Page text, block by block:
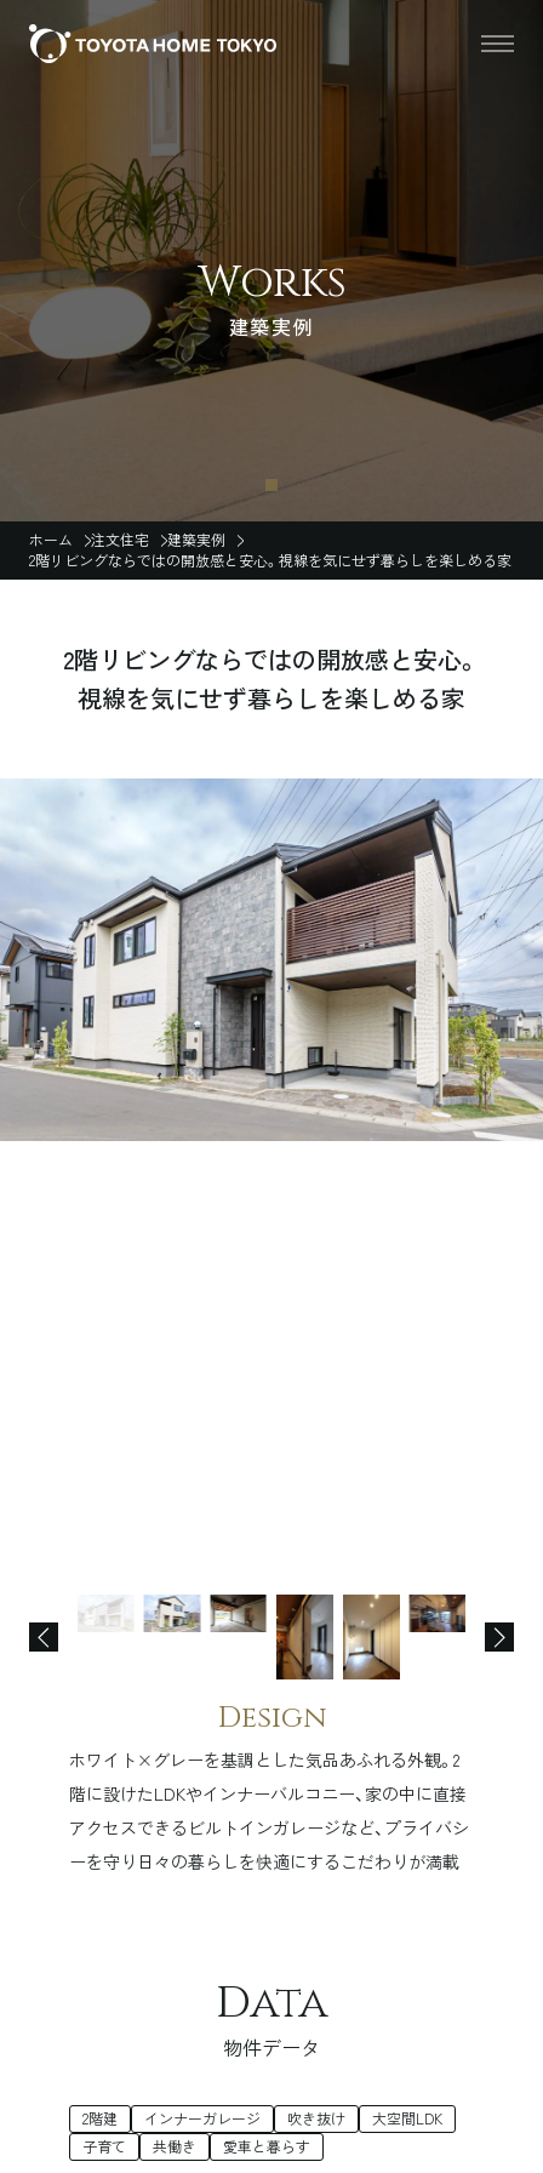
Works
建築実例
ホーム 注文住宅
建築実例
2階リビングならではの開放感と安心。視線を気にせず暮らしを楽しめる家
2階リビングならではの開放感と安心。
視線を気にせず暮らしを楽しめる家
Design
ホワイト×グレーを基調とした気品あふれる外観。2
階に設けたLDKやインナーバルコニー、家の中に直接
アクセスできるビルトインガレージなど、プライバシ
ーを守り日々の暮らしを快適にするこだわりが満載
Data
物件データ
2階建 インナーガレージ 吹き抜け
大空間LDK
子育て
共働き 愛車と暮らす